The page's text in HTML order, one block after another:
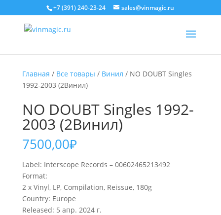
+7 (391) 240-23-24 sales@vinmagic.ru
Главная / Все товары / Винил / NO DOUBT Singles
1992-2003 (2Винил)
NO DOUBT Singles 1992-
2003 (2Винил)
7500,00₽
Label: Interscope Records – 00602465213492
Format:
2 x Vinyl, LP, Compilation, Reissue, 180g
Country: Europe
Released: 5 апр. 2024 г.